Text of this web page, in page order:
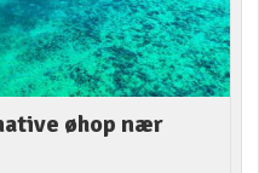
øhop nær